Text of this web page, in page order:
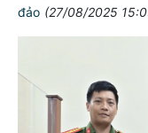
đảo (27/08/2025